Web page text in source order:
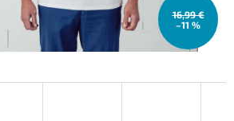
16,99 €
–11 %